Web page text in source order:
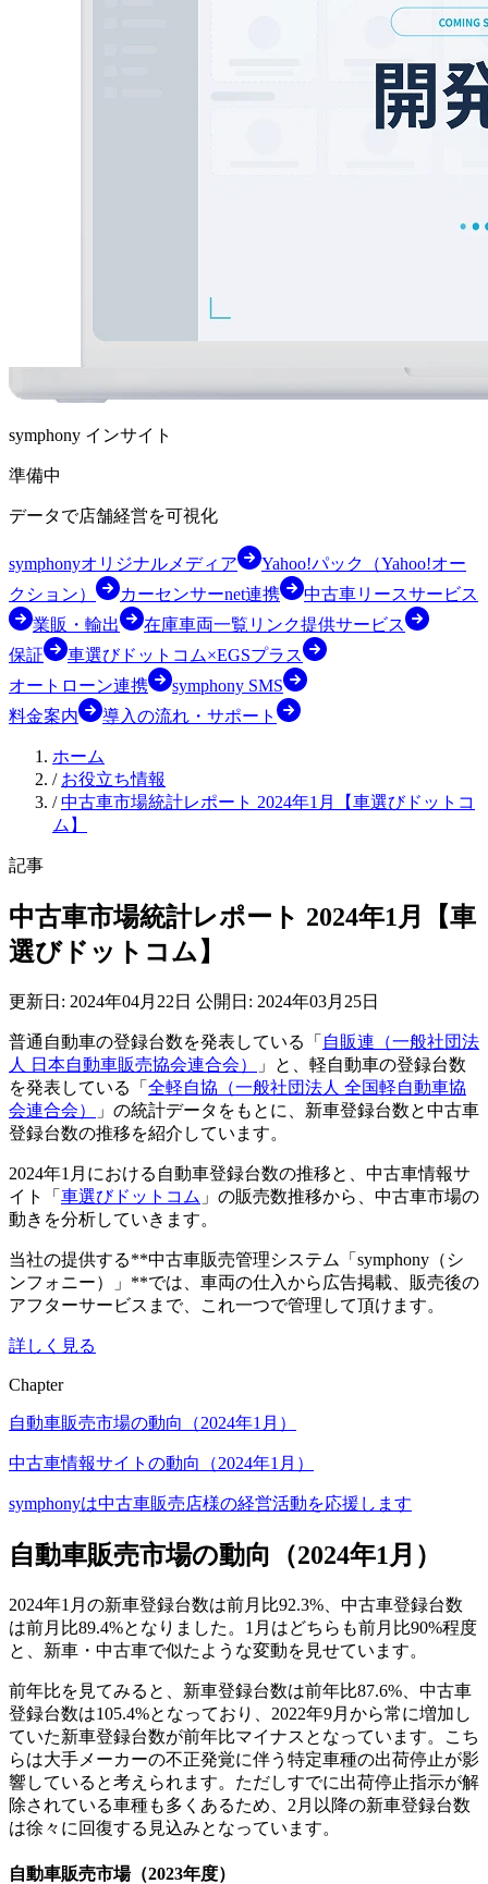
symphony インサイト
準備中
データで店舗経営を可視化
symphonyオリジナルメディア
Yahoo!パック（Yahoo!オー
クション）
カーセンサーnet連携
中古車リースサービス
業販・輸出
在庫車両一覧リンク提供サービス
保証
車選びドットコム×EGSプラス
オートローン連携
symphony SMS
料金案内
導入の流れ・サポート
ホーム
/ お役立ち情報
/ 中古車市場統計レポート 2024年1月【車選びドットコ
ム】
記事
中古車市場統計レポート 2024年1月【車
選びドットコム】
更新日: 2024年04月22日 公開日: 2024年03月25日
普通自動車の登録台数を発表している「 自販連（一般社団法
人 日本自動車販売協会連合会）
」と、軽自動車の登録台数
を発表している「 全軽自協（一般社団法人 全国軽自動車協
会連合会）
」の統計データをもとに、新車登録台数と中古車
登録台数の推移を紹介しています。
2024年1月における自動車登録台数の推移と、中古車情報サ
イト「 車選びドットコム 」の販売数推移から、中古車市場の
動きを分析していきます。
当社の提供する**中古車販売管理システム「symphony（シ
ンフォニー）」**では、車両の仕入から広告掲載、販売後の
アフターサービスまで、これ一つで管理して頂けます。
詳しく見る
Chapter
自動車販売市場の動向（2024年1月）
中古車情報サイトの動向（2024年1月）
symphonyは中古車販売店様の経営活動を応援します
自動車販売市場の動向（2024年1月）
2024年1月の新車登録台数は前月比92.3%、中古車登録台数
は前月比89.4%となりました。1月はどちらも前月比90%程度
と、新車・中古車で似たような変動を見せています。
前年比を見てみると、新車登録台数は前年比87.6%、中古車
登録台数は105.4%となっており、2022年9月から常に増加し
ていた新車登録台数が前年比マイナスとなっています。こち
らは大手メーカーの不正発覚に伴う特定車種の出荷停止が影
響していると考えられます。ただしすでに出荷停止指示が解
除されている車種も多くあるため、2月以降の新車登録台数
は徐々に回復する見込みとなっています。
自動車販売市場（2023年度）